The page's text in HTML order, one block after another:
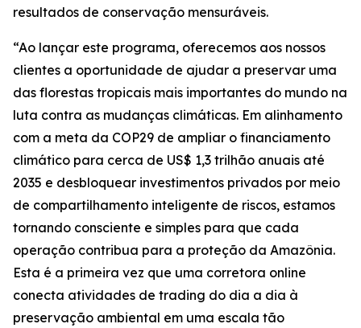
resultados de conservação mensuráveis.
“Ao lançar este programa, oferecemos aos nossos
clientes a oportunidade de ajudar a preservar uma
das florestas tropicais mais importantes do mundo na
luta contra as mudanças climáticas. Em alinhamento
com a meta da COP29 de ampliar o financiamento
climático para cerca de US$ 1,3 trilhão anuais até
2035 e desbloquear investimentos privados por meio
de compartilhamento inteligente de riscos, estamos
tornando consciente e simples para que cada
operação contribua para a proteção da Amazônia.
Esta é a primeira vez que uma corretora online
conecta atividades de trading do dia a dia à
preservação ambiental em uma escala tão